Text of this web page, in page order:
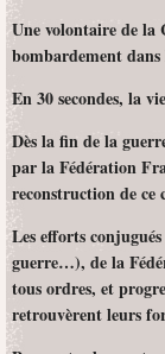
Une volontaire de
bombardement
En 30 secondes, la
Dès la fin de la
par la Fédération
reconstruction de ce
Les efforts
guerre…), de la
tous ordres, et
retrouvèrent leurs